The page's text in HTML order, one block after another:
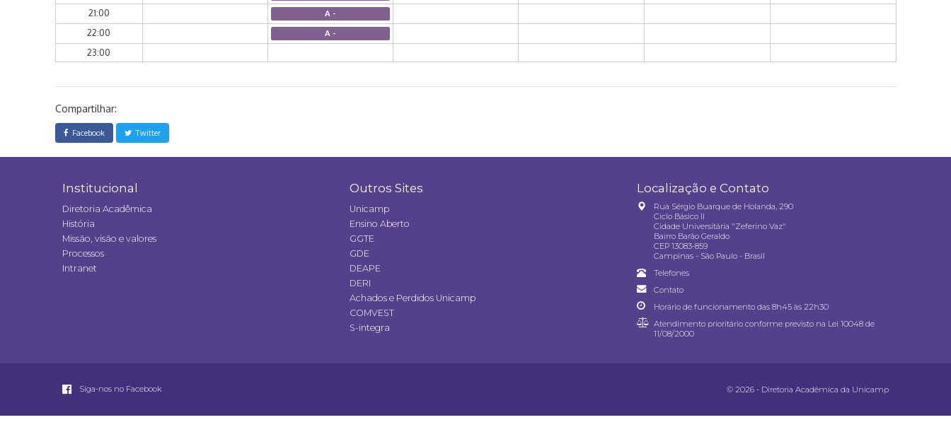
21:00 A -
22:00 A -
23:00
Compartilhar:
Facebook Twitter
Institucional
Diretoria Acadêmica
História
Missão, visão e valores
Processos
Intranet
Outros Sites
Unicamp
Ensino Aberto
GGTE
GDE
DEAPE
DERI
Achados e Perdidos Unicamp
COMVEST
S-integra
Localização e Contato
Rua Sérgio Buarque de Holanda, 290
Ciclo Básico II
Cidade Universitária "Zeferino Vaz"
Bairro Barão Geraldo
CEP 13083-859
Campinas - São Paulo - Brasil
Telefones
Contato
Horário de funcionamento das 8h45 às 22h30
Atendimento prioritário conforme previsto na Lei 10048 de
11/08/2000
Siga-nos no Facebook © 2026 - Diretoria Acadêmica da Unicamp